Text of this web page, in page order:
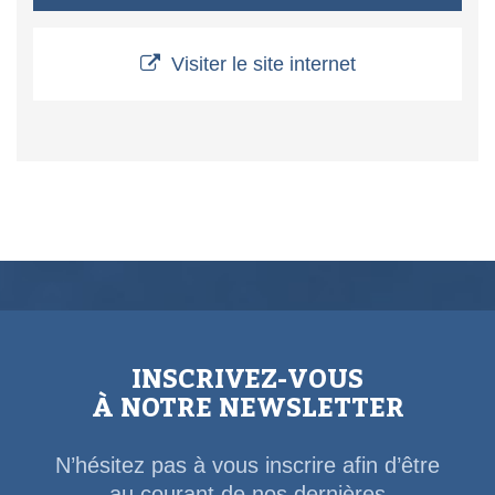
Visiter le site internet
INSCRIVEZ-VOUS
À NOTRE NEWSLETTER
N’hésitez pas à vous inscrire afin d’être